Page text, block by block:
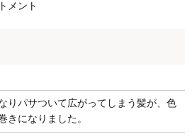
メント
りパサついて広がってしまう髪が、色
きになりました。